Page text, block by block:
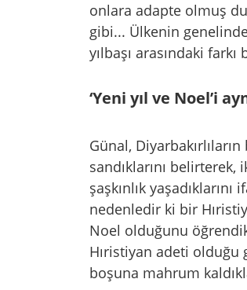
onlara adapte olmuş
gibi... Ülkenin
yılbaşı arasındaki
‘Yeni yıl ve Noel’i
Günal,
sandıklarını
şaşkınlık
nedenledir ki bir
Noel olduğunu
Hıristiyan adeti olduğu
boşuna mahrum